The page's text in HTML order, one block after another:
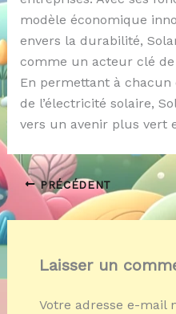
modèle économique
envers la durabilité,
comme un acteur clé
En permettant à chacun
de l’électricité solaire,
vers un avenir plus vert
PRÉCÉDENT
Laisser un
Votre adresse e-mail